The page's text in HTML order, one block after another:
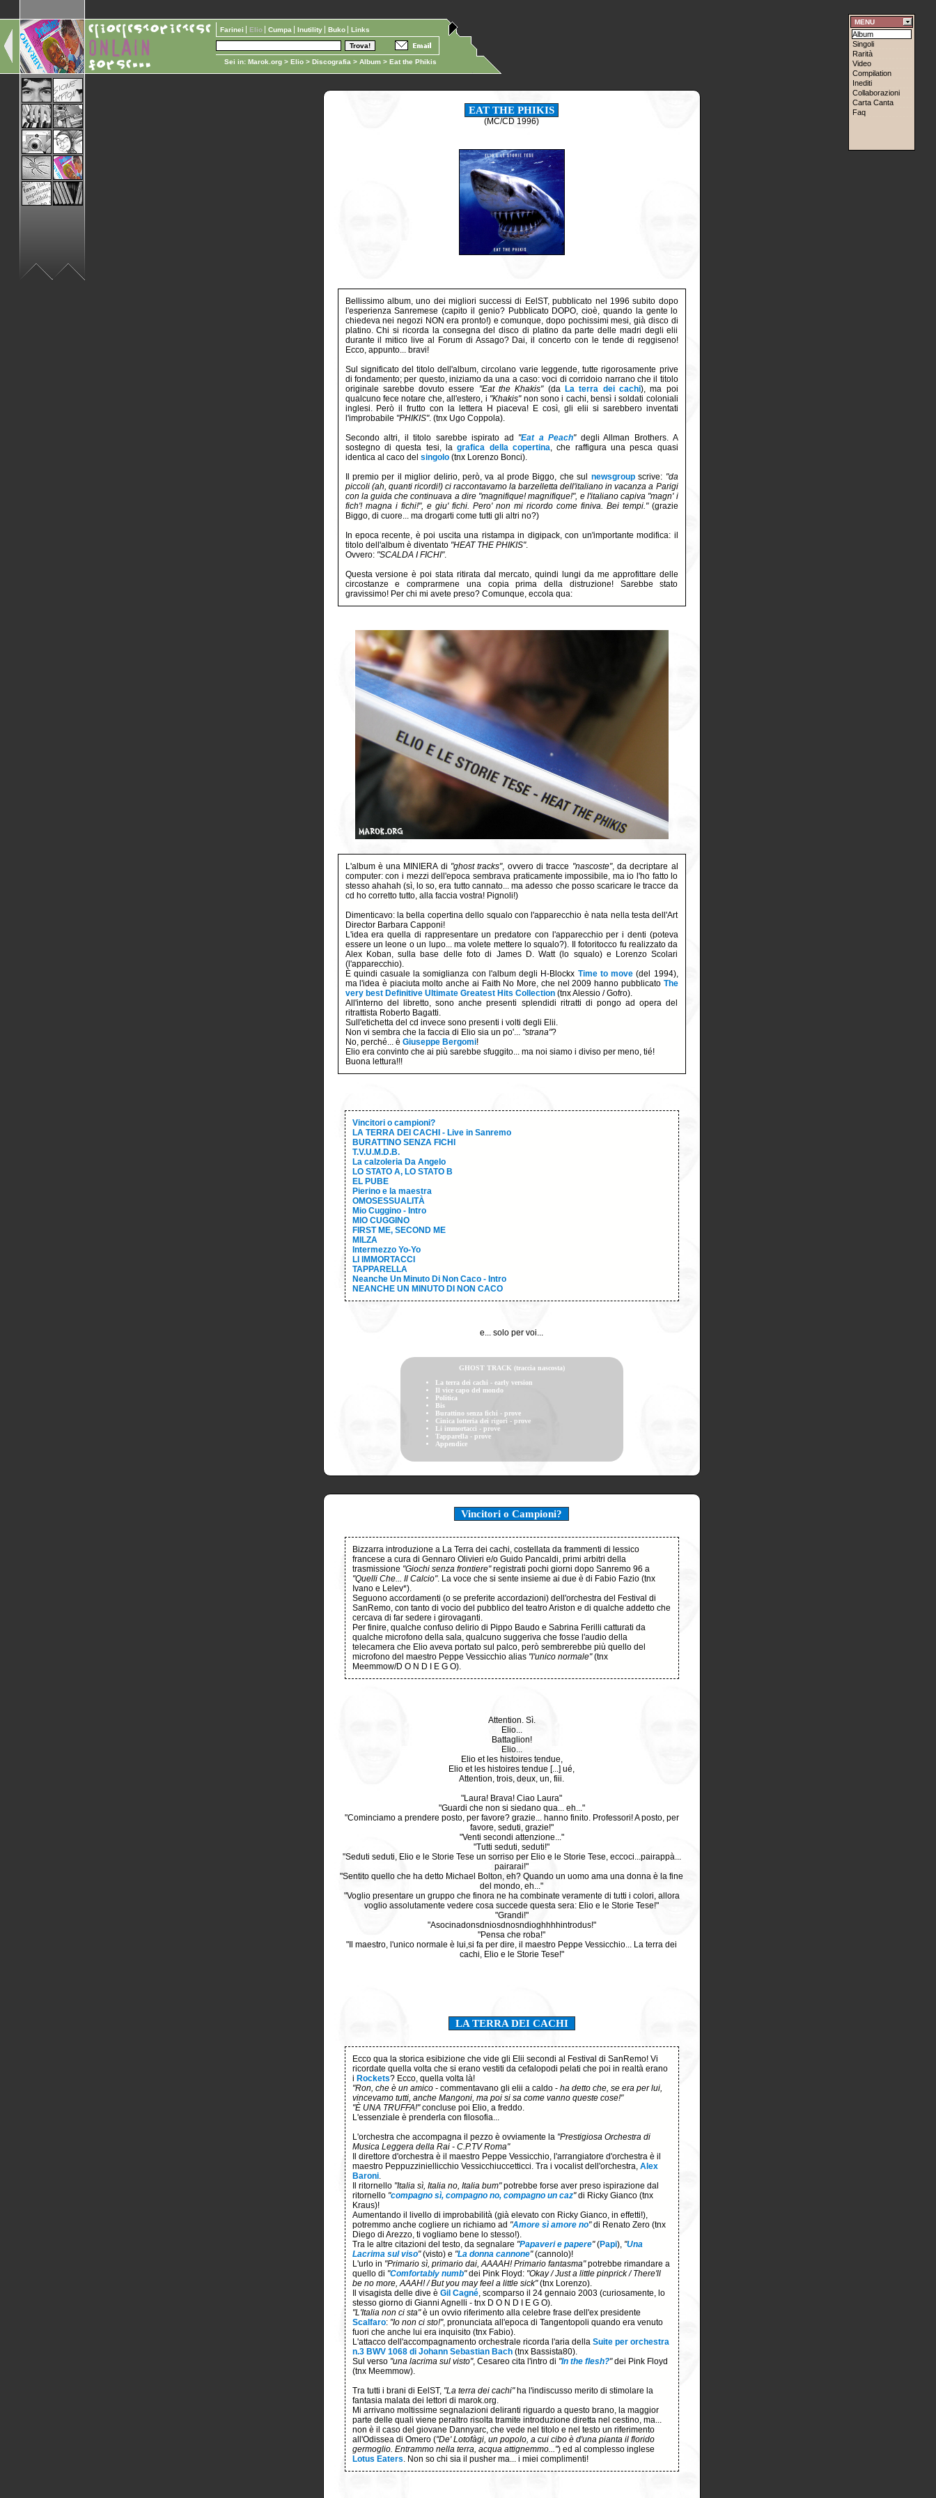
Sei in: Marok.org > Elio > Discografia > Album > Eat the Phikis
Farinei Elio Cumpa Inutility Buko Links
MENU
Album
Singoli
Rarità
Video
Compilation
Inediti
Collaborazioni
Carta Canta
Faq
EAT THE PHIKIS
(MC/CD 1996)
Bellissimo album, uno dei migliori successi di EelST, pubblicato nel 1996 subito dopo
l'esperienza Sanremese (capito il genio? Pubblicato DOPO, cioè, quando la gente lo
chiedeva nei negozi NON era pronto!) e comunque, dopo pochissimi mesi, già disco di
platino. Chi si ricorda la consegna del disco di platino da parte delle madri degli elii
durante il mitico live al Forum di Assago? Dai, il concerto con le tende di reggiseno!
Ecco, appunto... bravi!
Sul significato del titolo dell'album, circolano varie leggende, tutte rigorosamente prive
di fondamento; per questo, iniziamo da una a caso: voci di corridoio narrano che il titolo
originale sarebbe dovuto essere "Eat the Khakis"(da La terra dei cachi), ma poi
qualcuno fece notare che, all'estero, i "Khakis"non sono i cachi, bensì i soldati coloniali
inglesi. Però il frutto con la lettera H piaceva! E così, gli elii si sarebbero inventati
l'improbabile "PHIKIS". (tnx Ugo Coppola).
Secondo altri, il titolo sarebbe ispirato ad "Eat a Peach"degli Allman Brothers. A
sostegno di questa tesi, lagrafica della copertina, che raffigura una pesca quasi
identica al caco del singolo(tnx Lorenzo Bonci).
Il premio per il miglior delirio, però, va al prode Biggo, che sul newsgroupscrive: "da
piccoli (ah, quanti ricordi!) ci raccontavamo la barzelletta dell'italiano in vacanza a Parigi
con la guida che continuava a dire "magnifique! magnifique!", e l'italiano capiva "magn' i
fich'! magna i fichi!", e giu' fichi. Pero' non mi ricordo come finiva. Bei tempi."(grazie
Biggo, di cuore... ma drogarti come tutti gli altri no?)
In epoca recente, è poi uscita una ristampa in digipack, con un'importante modifica: il
titolo dell'album è diventato "HEAT THE PHIKIS".
Ovvero: "SCALDA I FICHI".
Questa versione è poi stata ritirata dal mercato, quindi lungi da me approfittare delle
circostanze e comprarmene una copia prima della distruzione! Sarebbe stato
gravissimo! Per chi mi avete preso? Comunque, eccola qua:
L'album è una MINIERA di "ghost tracks", ovvero di tracce "nascoste", da decriptare al
computer: con i mezzi dell'epoca sembrava praticamente impossibile, ma io l'ho fatto lo
stesso ahahah (sì, lo so, era tutto cannato... ma adesso che posso scaricare le tracce da
cd ho corretto tutto, alla faccia vostra! Pignoli!)
Dimenticavo: la bella copertina dello squalo con l'apparecchio è nata nella testa dell'Art
Director Barbara Capponi!
L'idea era quella di rappresentare un predatore con l'apparecchio per i denti (poteva
essere un leone o un lupo... ma volete mettere lo squalo?). Il fotoritocco fu realizzato da
Alex Koban, sulla base delle foto di James D. Watt (lo squalo) e Lorenzo Scolari
(l'apparecchio).
È quindi casuale la somiglianza con l'album degli H-Blockx Time to move (del 1994),
ma l'idea è piaciuta molto anche ai Faith No More, che nel 2009 hanno pubblicato The
very best Definitive Ultimate Greatest Hits Collection(tnx Alessio / Gofro).
All'interno del libretto, sono anche presenti splendidi ritratti di pongo ad opera del
ritrattista Roberto Bagatti.
Sull'etichetta del cd invece sono presenti i volti degli Elii.
Non vi sembra che la faccia di Elio sia un po'... "strana"?
No, perché... è Giuseppe Bergomi!
Elio era convinto che ai più sarebbe sfuggito... ma noi siamo i diviso per meno, tié!
Buona lettura!!!
Vincitori o campioni?
LA TERRA DEI CACHI - Live in Sanremo
BURATTINO SENZA FICHI
T.V.U.M.D.B.
La calzoleria Da Angelo
LO STATO A, LO STATO B
EL PUBE
Pierino e la maestra
OMOSESSUALITÀ
Mio Cuggino - Intro
MIO CUGGINO
FIRST ME, SECOND ME
MILZA
Intermezzo Yo-Yo
LI IMMORTACCI
TAPPARELLA
Neanche Un Minuto Di Non Caco - Intro
NEANCHE UN MINUTO DI NON CACO
e... solo per voi...
GHOST TRACK (traccia nascosta)
La terra dei cachi - early version
Il vice capo del mondo
Politica
Bis
Burattino senza fichi - prove
Cinica lotteria dei rigori - prove
Li immortacci - prove
Tapparella - prove
Appendice
Vincitori o Campioni?
Bizzarra introduzione a La Terra dei cachi, costellata da frammenti di lessico
francese a cura di Gennaro Olivieri e/o Guido Pancaldi, primi arbitri della
trasmissione "Giochi senza frontiere"registrati pochi giorni dopo Sanremo 96 a
"Quelli Che... Il Calcio". La voce che si sente insieme ai due è di Fabio Fazio (tnx
Ivano e Lelev*).
Seguono accordamenti (o se preferite accordazioni) dell'orchestra del Festival di
SanRemo, con tanto di vocio del pubblico del teatro Ariston e di qualche addetto che
cercava di far sedere i girovaganti.
Per finire, qualche confuso delirio di Pippo Baudo e Sabrina Ferilli catturati da
qualche microfono della sala, qualcuno suggeriva che fosse l'audio della
telecamera che Elio aveva portato sul palco, però sembrerebbe più quello del
microfono del maestro Peppe Vessicchio alias "l'unico normale"(tnx
Meemmow/D O N D I E G O).
Attention. Sì.
Elio...
Battaglion!
Elio...
Elio et les histoires tendue,
Elio et les histoires tendue [...] ué,
Attention, trois, deux, un, fiii.
"Laura! Brava! Ciao Laura"
"Guardi che non si siedano qua... eh..."
"Cominciamo a prendere posto, per favore? grazie... hanno finito. Professori! A posto, per
favore, seduti, grazie!"
"Venti secondi attenzione..."
"Tutti seduti, seduti!"
"Seduti seduti, Elio e le Storie Tese un sorriso per Elio e le Storie Tese, eccoci...pairappà...
pairarai!"
"Sentito quello che ha detto Michael Bolton, eh? Quando un uomo ama una donna è la fine
del mondo, eh..."
"Voglio presentare un gruppo che finora ne ha combinate veramente di tutti i colori, allora
voglio assolutamente vedere cosa succede questa sera: Elio e le Storie Tese!"
"Grandi!"
"Asocinadonsdniosdnosndioghhhhintrodus!"
"Pensa che roba!"
"Il maestro, l'unico normale è lui,si fa per dire, il maestro Peppe Vessicchio... La terra dei
cachi, Elio e le Storie Tese!"
LA TERRA DEI CACHI
Ecco qua la storica esibizione che vide gli Elii secondi al Festival di SanRemo! Vi
ricordate quella volta che si erano vestiti da cefalopodi pelati che poi in realtà erano
i Rockets? Ecco, quella volta là!
"Ron, che è un amico -commentavano gli elii a caldo -ha detto che, se era per lui,
vincevamo tutti, anche Mangoni, ma poi si sa come vanno queste cose!"
"È UNA TRUFFA!"concluse poi Elio, a freddo.
L'essenziale è prenderla con filosofia...
L'orchestra che accompagna il pezzo è ovviamente la "Prestigiosa Orchestra di
Musica Leggera della Rai - C.P.TV Roma"
Il direttore d'orchestra è il maestro Peppe Vessicchio, l'arrangiatore d'orchestra è il
maestro Peppuzziniellicchio Vessicchiuccetticci. Tra i vocalist dell'orchestra, Alex
Baroni.
Il ritornello "Italia sì, Italia no, Italia bum"potrebbe forse aver preso ispirazione dal
ritornello "compagno sì, compagno no, compagno un caz"di Ricky Gianco (tnx
Kraus)!
Aumentando il livello di improbabilità (già elevato con Ricky Gianco, in effetti!),
potremmo anche cogliere un richiamo ad "Amore sì amore no"di Renato Zero (tnx
Diego di Arezzo, ti vogliamo bene lo stesso!).
Tra le altre citazioni del testo, da segnalare "Papaveri e papere"(Papi), "Una
Lacrima sul viso"(visto) e "La donna cannone"(cannolo)!
L'urlo in "Primario sì, primario dai, AAAAH! Primario fantasma"potrebbe rimandare a
quello di "Comfortably numb"dei Pink Floyd: "Okay / Just a little pinprick / There'll
be no more, AAAH! / But you may feel a little sick"(tnx Lorenzo).
Il visagista delle dive è Gil Cagné, scomparso il 24 gennaio 2003 (curiosamente, lo
stesso giorno di Gianni Agnelli - tnx D O N D I E G O).
"L'Italia non ci sta"è un ovvio riferimento alla celebre frase dell'ex presidente
Scalfaro: "Io non ci sto!", pronunciata all'epoca di Tangentopoli quando era venuto
fuori che anche lui era inquisito (tnx Fabio).
L'attacco dell'accompagnamento orchestrale ricorda l'aria della Suite per orchestra
n.3 BWV 1068 di Johann Sebastian Bach(tnx Bassista80).
Sul verso "una lacrima sul visto", Cesareo cita l'intro di "In the flesh?"dei Pink Floyd
(tnx Meemmow).
Tra tutti i brani di EelST, "La terra dei cachi"ha l'indiscusso merito di stimolare la
fantasia malata dei lettori di marok.org.
Mi arrivano moltissime segnalazioni deliranti riguardo a questo brano, la maggior
parte delle quali viene peraltro risolta tramite introduzione diretta nel cestino, ma...
non è il caso del giovane Dannyarc, che vede nel titolo e nel testo un riferimento
all'Odissea di Omero ("De' Lotofàgi, un popolo, a cui cibo è d'una pianta il florido
germoglio. Entrammo nella terra, acqua attignemmo...") ed al complesso inglese
Lotus Eaters. Non so chi sia il pusher ma... i miei complimenti!